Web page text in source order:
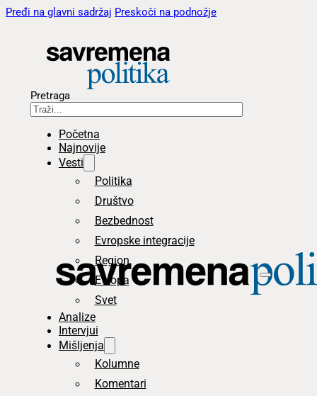
Pređi na glavni sadržaj Preskoči na podnožje
Pretraga
Početna
Najnovije
Vesti
Politika
Društvo
Bezbednost
Evropske integracije
Region
Evropa
Svet
Analize
Intervjui
Mišljenja
Kolumne
Komentari